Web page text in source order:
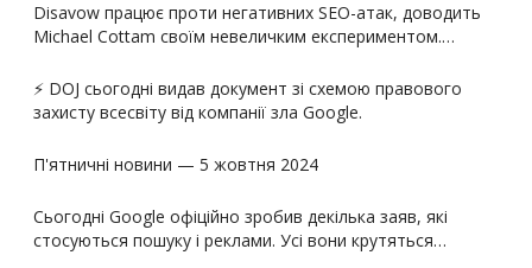
Disavow працює проти негативних SEO-атак, доводить
Michael Cottam своїм невеличким експериментом.…
⚡️ DOJ сьогодні видав документ зі схемою правового
захисту всесвіту від компанії зла Google.
П'ятничні новини — 5 жовтня 2024
Сьогодні Google офіційно зробив декілька заяв, які
стосуються пошуку і реклами. Усі вони крутяться…